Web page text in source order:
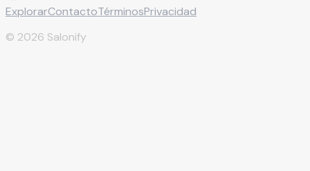
ExplorarContactoTérminosPrivacidad
© 2026 Salonify